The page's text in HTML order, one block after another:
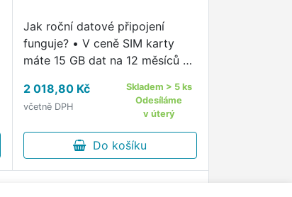
Jak roční datové připojení
funguje? • V ceně SIM karty
máte 15 GB dat na 12 měsíců •
fungování fotopastí s nižším
rozlišením snímků, kamer a
2 018,80 Kč
včetně DPH
Skladem > 5 ks
Odesíláme
v úterý
Do košíku